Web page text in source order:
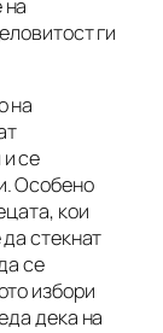
ги
на
се
Особено
кои
стекнат
се
избори
дека на